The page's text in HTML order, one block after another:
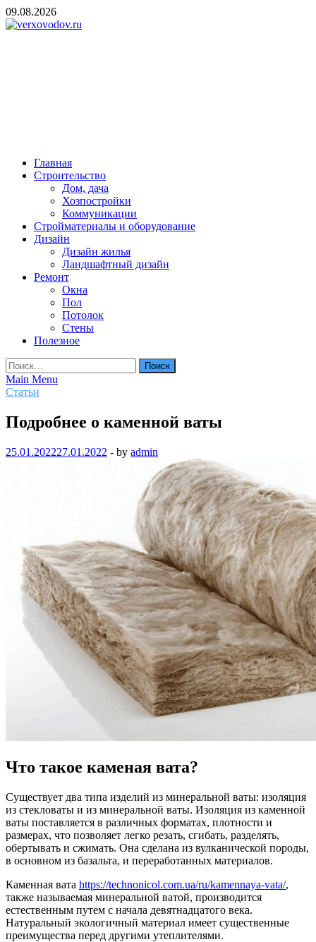
Skip
to
09.08.2026
Главная
Строительство
Дом, дача
Хозпостройки
Коммуникации
Стройматериалы и оборудование
Дизайн
Дизайн жилья
Ландшафтный дизайн
Ремонт
Окна
Пол
Потолок
Стены
Полезное
Найти:
Main Menu
Статьи
Подробнее о каменной ваты
25.01.202227.01.2022 - by admin
Что такое каменая вата?
Существует два типа изделий из минеральной ваты: изоляция
из стекловаты и из минеральной ваты. Изоляция из каменной
ваты поставляется в различных форматах, плотности и
размерах, что позволяет легко резать, сгибать, разделять,
обертывать и сжимать. Она сделана из вулканической породы,
в основном из базальта, и переработанных материалов.
Каменная вата https://technonicol.com.ua/ru/kamennaya-vata/,
также называемая минеральной ватой, производится
естественным путем с начала девятнадцатого века.
Натуральный экологичный материал имеет существенные
преимущества перед другими утеплителями.